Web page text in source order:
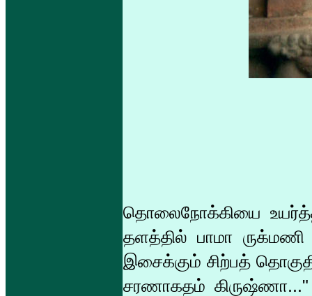
தொலைநோக்கியை
தளத்தில் பாமா
இசைக்கும் சிற்பத்
சரணாகதம்